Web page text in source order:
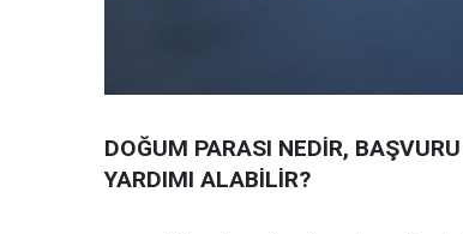
DOĞUM PARASI NEDİR,
YARDIMI ALABİLİR?